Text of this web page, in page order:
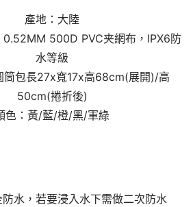
產地：大陸
0.52MM 500D PVC夹網布，IPX6防
水等級
筒包長27x寬17x高68cm(展開)/高
50cm(捲折後)
色：黃/藍/橙/黑/軍綠
水，若要浸入水下需做二次防水